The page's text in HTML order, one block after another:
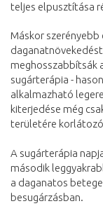
teljes elpusztítása
Máskor szerényebb
meghosszabbítsák
sugárterápia -
alkalmazható
kiterjedése még
területére
A sugárterápia
második
a daganatos
besugárzásban.